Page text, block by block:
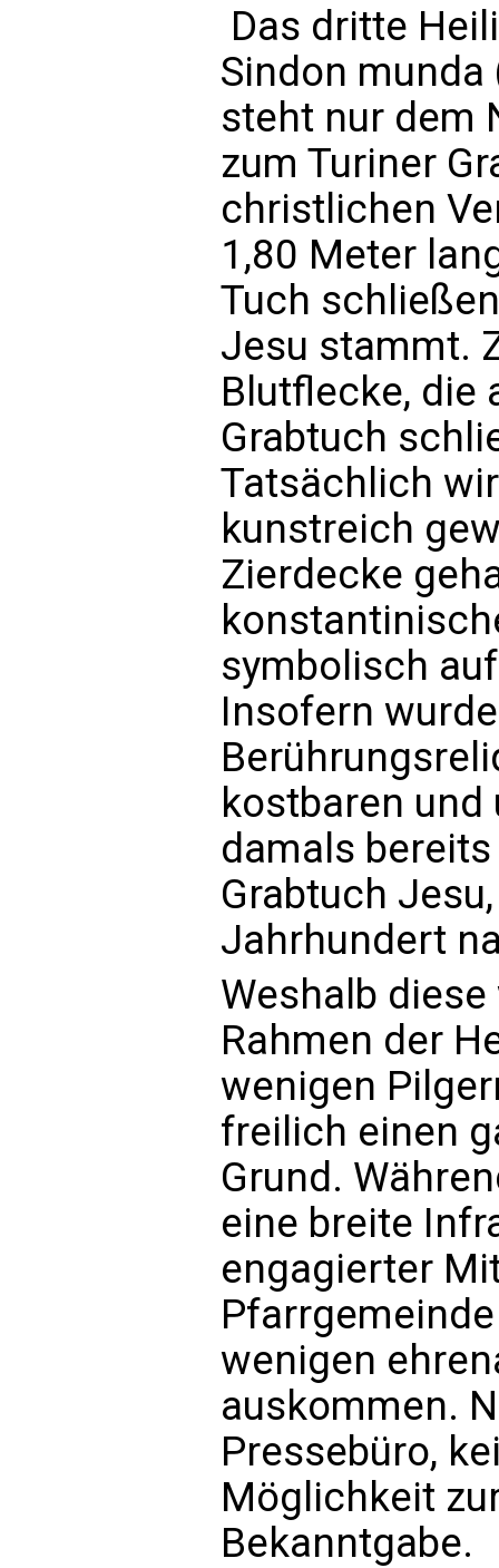
 Das dritte
Sindon
steht nur dem
zum Turiner
christlichen
1,80 Meter
Tuch
Jesu stammt.
Blutflecke, die
Grabtuch
Tatsächlich
kunstreich
Zierdecke
symbolisch
Insofern
kostbaren
damals
Grabtuch
Jahrhundert
Weshalb
Rahmen der
wenigen
freilich einen
Grund.
eine breite
engagierter
wenigen
auskommen.
Pressebüro,
Möglichkeit
Bekanntgabe.